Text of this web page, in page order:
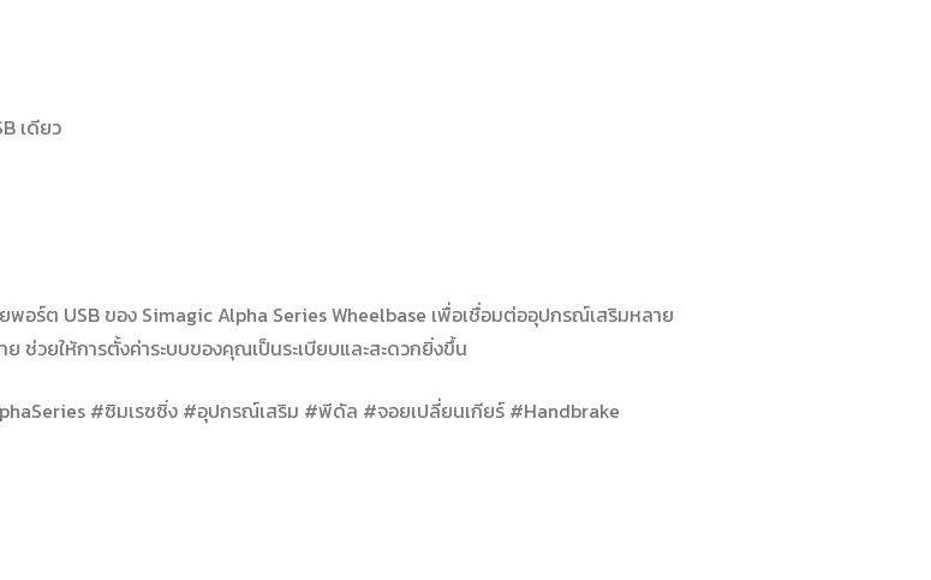
เดียว
พอร์ต USB ของ Simagic Alpha Series Wheelbase เพื่อเชื่อมต่ออุปกรณ์เสริมหลาย
ช่วยให้การตั้งค่าระบบของคุณเป็นระเบียบและสะดวกยิ่งขึ้น
#ซิมเรซซิ่ง #อุปกรณ์เสริม #พีดัล #จอยเปลี่ยนเกียร์ #Handbrake